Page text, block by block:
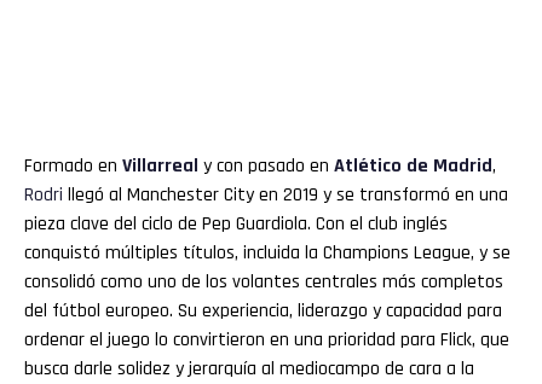
Formado en Villarreal y con pasado en Atlético de Madrid,
Rodri llegó al Manchester City en 2019 y se transformó en una
pieza clave del ciclo de Pep Guardiola. Con el club inglés
conquistó múltiples títulos, incluida la Champions League, y se
consolidó como uno de los volantes centrales más completos
del fútbol europeo. Su experiencia, liderazgo y capacidad para
ordenar el juego lo convirtieron en una prioridad para Flick, que
busca darle solidez y jerarquía al mediocampo de cara a la